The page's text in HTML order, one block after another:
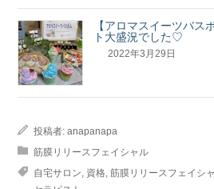
【アロマスイーツバス
ト大盛況でした♡
2022年3月29日
投稿者: anapanapa
筋膜リリースフェイシャル
自宅サロン 資格 筋膜リリースフェイシ